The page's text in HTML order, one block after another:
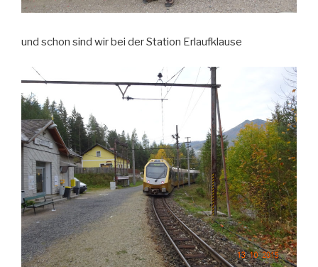
und schon sind wir bei der Station Erlaufklause